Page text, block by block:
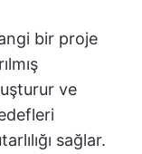
bir proje
ve
sağlar.